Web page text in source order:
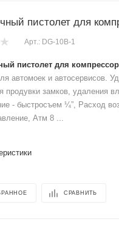
пистолет для
Арт.: DG-10B-1
пистолет для
автомоек и автосервисов.
продувки замков, удаления
- быстросъем ¼”, Расход
Атм 8 ...
СРАВНИТЬ